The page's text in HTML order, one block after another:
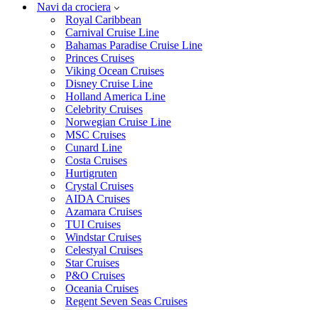
Navi da crociera
Royal Caribbean
Carnival Cruise Line
Bahamas Paradise Cruise Line
Princes Cruises
Viking Ocean Cruises
Disney Cruise Line
Holland America Line
Celebrity Cruises
Norwegian Cruise Line
MSC Cruises
Cunard Line
Costa Cruises
Hurtigruten
Crystal Cruises
AIDA Cruises
Azamara Cruises
TUI Cruises
Windstar Cruises
Celestyal Cruises
Star Cruises
P&O Cruises
Oceania Cruises
Regent Seven Seas Cruises